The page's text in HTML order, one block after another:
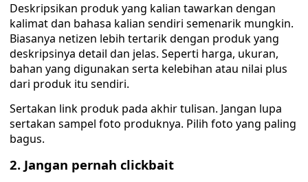
Deskripsikan produk yang kalian tawarkan dengan
kalimat dan bahasa kalian sendiri semenarik mungkin.
Biasanya netizen lebih tertarik dengan produk yang
deskripsinya detail dan jelas. Seperti harga, ukuran,
bahan yang digunakan serta kelebihan atau nilai plus
dari produk itu sendiri.
Sertakan link produk pada akhir tulisan. Jangan lupa
sertakan sampel foto produknya. Pilih foto yang paling
bagus.
2. Jangan pernah clickbait